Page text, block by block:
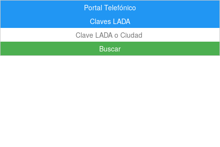
Portal Telefónico
Claves LADA
Buscar